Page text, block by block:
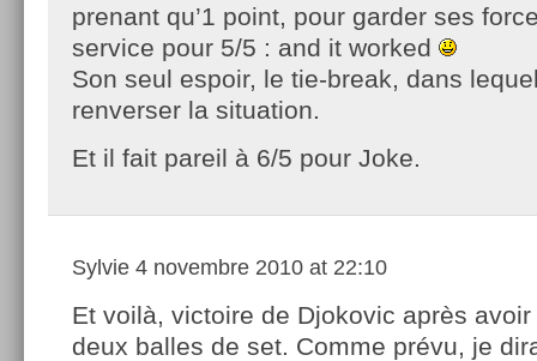
prenant qu’1 point, pour garder ses
service pour 5/5 : and it worked
Son seul espoir, le tie-break, dans
renverser la situation.
Et il fait pareil à 6/5 pour Joke.
Sylvie 4 novembre 2010 at 22:10
Et voilà, victoire de Djokovic après
deux balles de set. Comme prévu, je